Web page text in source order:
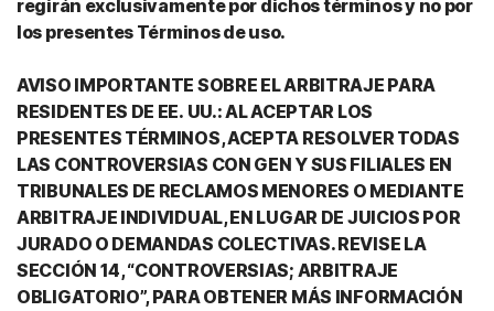
regirán exclusivamente por dichos términos y no por
los presentes Términos de uso.
AVISO IMPORTANTE SOBRE EL ARBITRAJE PARA
RESIDENTES DE EE. UU.: AL ACEPTAR LOS
PRESENTES TÉRMINOS, ACEPTA RESOLVER TODAS
LAS CONTROVERSIAS CON GEN Y SUS FILIALES EN
TRIBUNALES DE RECLAMOS MENORES O MEDIANTE
ARBITRAJE INDIVIDUAL, EN LUGAR DE JUICIOS POR
JURADO O DEMANDAS COLECTIVAS. REVISE LA
SECCIÓN 14, “CONTROVERSIAS; ARBITRAJE
OBLIGATORIO”, PARA OBTENER MÁS INFORMACIÓN